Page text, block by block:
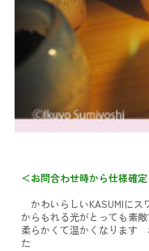
＜お問合わせ時から仕様確
かわいらしいKASUMIに
からもれる光がとっても素
柔らかくて温かくなります
た